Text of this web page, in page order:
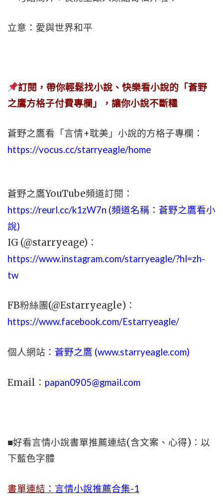
立意：愛與世界和平
訂閱，帶你輕鬆找小說、快樂看小說的「蒼野
之鷹方格子付費專欄」，讓你小說不斷糧
蒼野之鷹看「言情+耽美」小說的方格子專欄：
https://vocus.cc/starryeagle/home
蒼野之鷹YouTube頻道訂閱：
https://reurl.cc/k1zW7n (頻道名稱：蒼野之鷹看小
說)
IG (@starryeage)：
https://www.instagram.com/starryeagle/?hl=zh-
tw
FB粉絲團(@Estarryeagle)：
https://www.facebook.com/Estarryeagle/
個人網站： 蒼野之鷹 (www.starryeagle.com)
Email： papan0905@gmail.com
■好看言情小說書單推薦連結(含文案、心得)：以
下藍色字體
書單連結 ：言情小說推薦合集-1